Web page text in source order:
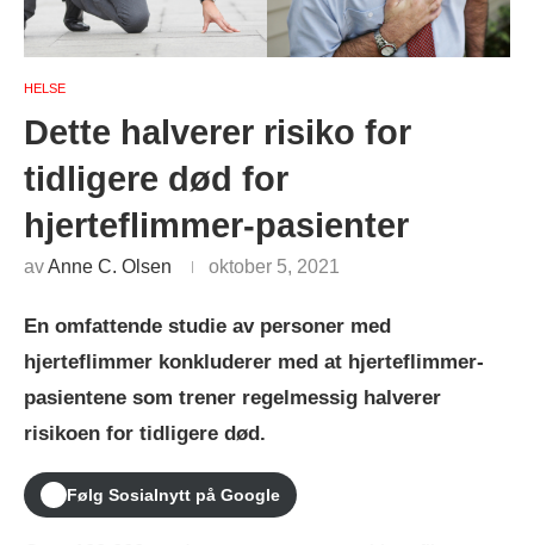
HELSE
Dette halverer risiko for
tidligere død for
hjerteflimmer-pasienter
avAnne C. Olsen oktober 5, 2021
En omfattende studie av personer med
hjerteflimmer konkluderer med at hjerteflimmer-
pasientene som trener regelmessig halverer
risikoen for tidligere død.
Følg Sosialnytt på Google